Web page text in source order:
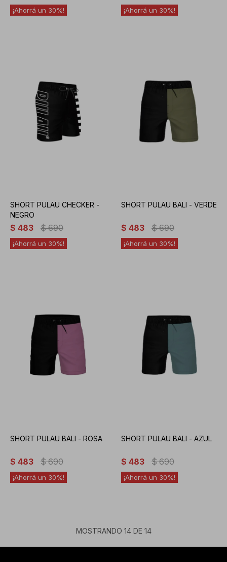
30 30
SHORT PULAU CHECKER -
NEGRO
$ 483 $ 690
30
SHORT PULAU BALI - VERDE
$ 483 $ 690
30
SHORT PULAU BALI - ROSA
$ 483 $ 690
30
SHORT PULAU BALI - AZUL
$ 483 $ 690
30
MOSTRANDO 14DE 14